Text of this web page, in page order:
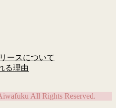
ースについて
る理由
All Rights Reserved.